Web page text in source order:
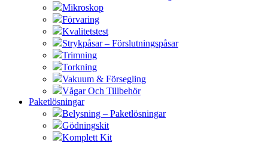
Mikroskop
Förvaring
Kvalitetstest
Strykpåsar – Förslutningspåsar
Trimning
Torkning
Vakuum & Försegling
Vågar Och Tillbehör
Paketlösningar
Belysning – Paketlösningar
Gödningskit
Komplett Kit